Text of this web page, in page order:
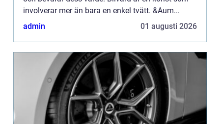
involverar mer än bara en enkel tvätt. &Aum...
admin
01 augusti 2026